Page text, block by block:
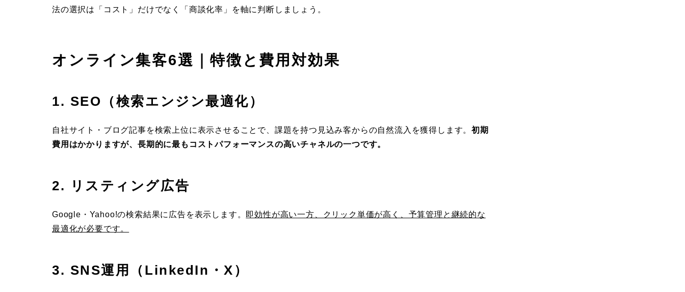
法の選択は「コスト」だけでなく「商談化率」を軸に判断しましょう。
オンライン集客6選｜特徴と費用対効果
1. SEO（検索エンジン最適化）
自社サイト・ブログ記事を検索上位に表示させることで、課題を持つ見込み客からの自然流入を獲得します。初期
費用はかかりますが、長期的に最もコストパフォーマンスの高いチャネルの一つです。
2. リスティング広告
Google・Yahoo!の検索結果に広告を表示します。 即効性が高い一方、クリック単価が高く、予算管理と継続的な
最適化が必要です。
3. SNS運用（LinkedIn・X）